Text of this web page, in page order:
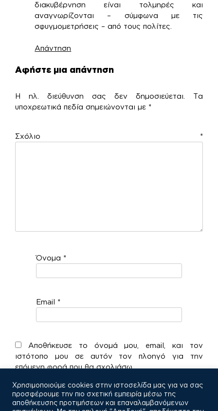
διακυβέρνηση είναι τολμηρές και
αναγνωρίζονται – σύμφωνα με τις
σφυγμομετρήσεις – από τους πολίτες.
Απάντηση
Αφήστε μια απάντηση
Η ηλ. διεύθυνση σας δεν δημοσιεύεται.
Τα
υποχρεωτικά πεδία σημειώνονται με *
Σχόλιο *
Όνομα *
Email *
Αποθήκευσε το όνομά μου, email, και τον
ιστότοπο μου σε αυτόν τον πλοηγό για την
επόμενη φορά που θα σχολιάσω.
Χρησιμοποιούμε cookies στην ιστοσελίδα μας για να σας
προσφέρουμε την πιο σχετική εμπειρία μέσω της
αποθήκευσης προτιμήσεων και επαναλαμβανόμενων